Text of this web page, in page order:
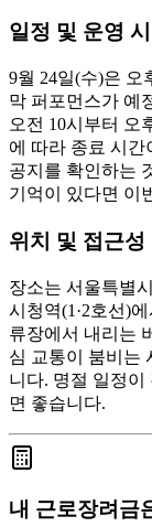
일정 및 운영
9월 24일(수)은 오
막 퍼포먼스가 예
오전 10시부터 오
에 따라 종료 시간
공지를 확인하는
기억이 있다면 이
위치 및 접근성
장소는 서울특별
시청역(1·2호선)
류장에서 내리는
심 교통이 붐비는
니다. 명절 일정
면 좋습니다.
내 근로장려금